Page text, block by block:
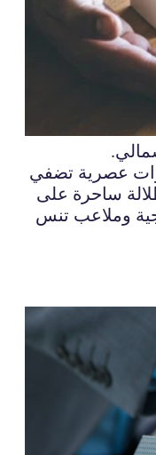
عصرية تضفي
ساحرة على
وملاعب تنس